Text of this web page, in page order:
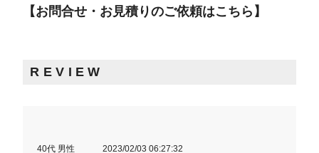
【お問合せ・お見積りのご依頼はこちら】
REVIEW
40代 男性 2023/02/03 06:27:32